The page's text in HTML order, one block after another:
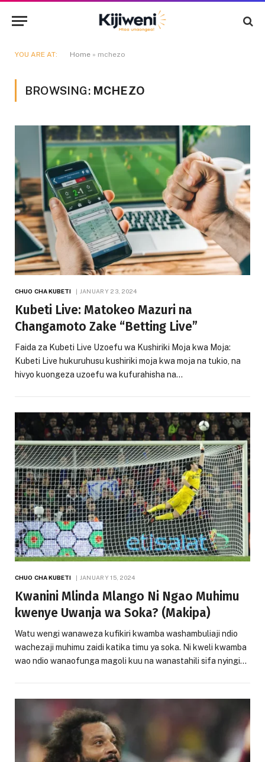
YOU ARE AT: Home » mchezo
BROWSING: MCHEZO
CHUO CHA KUBETI JANUARY 23, 2024
Kubeti Live: Matokeo Mazuri na
Changamoto Zake “Betting Live”
Faida za Kubeti Live Uzoefu wa Kushiriki Moja kwa Moja:
Kubeti Live hukuruhusu kushiriki moja kwa moja na tukio, na
hivyo kuongeza uzoefu wa kufurahisha na…
CHUO CHA KUBETI JANUARY 15, 2024
Kwanini Mlinda Mlango Ni Ngao Muhimu
kwenye Uwanja wa Soka? (Makipa)
Watu wengi wanaweza kufikiri kwamba washambuliaji ndio
wachezaji muhimu zaidi katika timu ya soka. Ni kweli kwamba
wao ndio wanaofunga magoli kuu na wanastahili sifa nyingi…